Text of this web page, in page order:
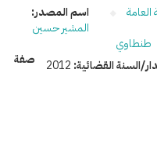
العامة
السنة القضائية: 2012
اسم المصدر:
المشير حسين
طنطاوي
صفة